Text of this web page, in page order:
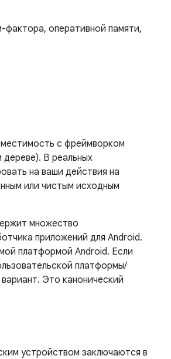
оперативной памяти,
с фреймворком
дереве). В реальных
на ваши действия на
или чистым исходным
множество
приложений для Android.
платформой Android. Если
платформы/
Это канонический
устройством заключаются в